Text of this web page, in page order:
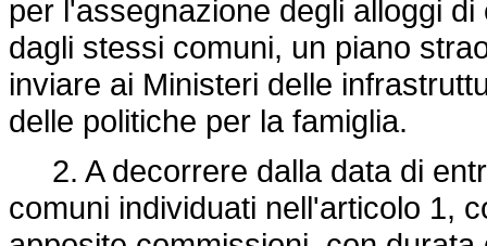
per l'assegnazione degli alloggi
dagli stessi comuni, un piano
inviare ai Ministeri delle
delle politiche per la famiglia.
2. A decorrere dalla data di
comuni individuati nell'articolo 1,